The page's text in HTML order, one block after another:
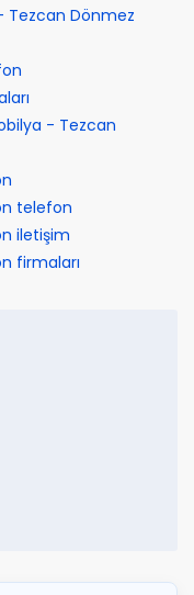
Tezcan Dönmez
- Tezcan
telefon
iletişim
firmaları